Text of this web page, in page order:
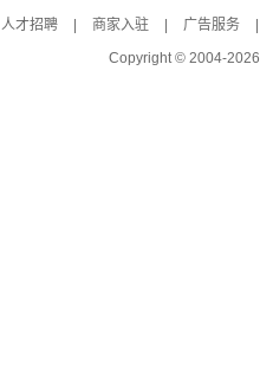
人才招聘 商家入驻 广告服务
Copyright © 2004-2026